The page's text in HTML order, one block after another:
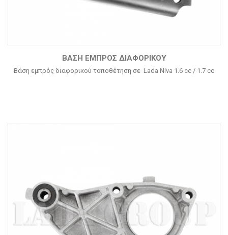
ΒΆΣΗ ΕΜΠΡΌΣ ΔΙΑΦΟΡΙΚΟΎ
Βάση εμπρός διαφορικού τοποθέτηση σε Lada Niva 1.6 cc / 1.7 cc